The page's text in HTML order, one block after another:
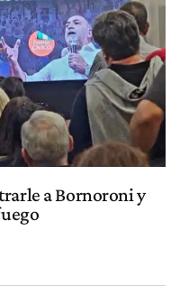
a Bornoroni y